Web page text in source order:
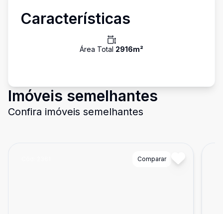
Características
Área Total 2916m²
Imóveis semelhantes
Confira imóveis semelhantes
Comparar